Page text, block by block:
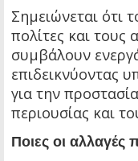
Σημειώνεται ότι
πολίτες και τους
συμβάλουν
επιδεικνύοντας
για την
περιουσίας και
Ποιες οι αλλαγές